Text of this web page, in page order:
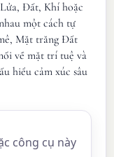
Đất, Khí hoặc
một cách tự
Mặt trăng Đất
về mặt trí tuệ và
hiểu cảm xúc sâu
công cụ này